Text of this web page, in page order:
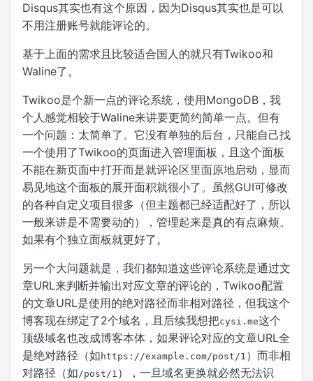
Disqus其实也有这个原因，因为Disqus其实也是可以
不用注册账号就能评论的。
基于上面的需求且比较适合国人的就只有Twikoo和
Waline了。
Twikoo是个新一点的评论系统，使用MongoDB，我
个人感觉相较于Waline来讲要更简约简单一点。但有
一个问题：太简单了。它没有单独的后台，只能自己找
一个使用了Twikoo的页面进入管理面板，且这个面板
不能在新页面中打开而是就评论区里面原地启动，显而
易见地这个面板的展开面积就很小了。虽然GUI可修改
的各种自定义项目很多（但主题都已经适配好了，所以
一般来讲是不需要动的），管理起来是真的有点麻烦。
如果有个独立面板就更好了。
另一个大问题就是，我们都知道这些评论系统是通过文
章URL来判断并输出对应文章的评论的，Twikoo配置
的文章URL是使用的绝对路径而非相对路径，但我这个
博客现在绑定了2个域名，且后续我想把cysi.me这个
顶级域名也改成博客本体，如果评论对应的文章URL全
是绝对路径（如 https://example.com/post/1 ）而非相
对路径（如/post/1 ），一旦域名更换就必然无法识